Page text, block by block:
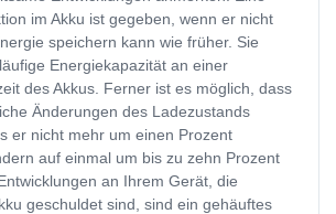
im Akku ist gegeben, wenn er nicht
speichern kann wie früher. Sie
Energiekapazität an einer
des Akkus. Ferner ist es möglich, dass
Änderungen des Ladezustands
er nicht mehr um einen Prozent
auf einmal um bis zu zehn Prozent
an Ihrem Gerät, die
geschuldet sind, sind ein gehäuftes